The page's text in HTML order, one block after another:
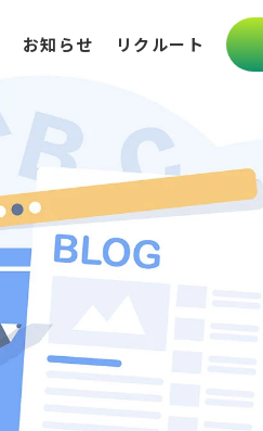
お知らせ リクルート